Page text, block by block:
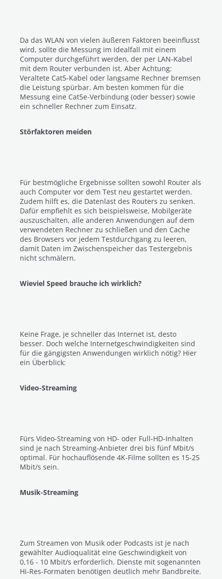
Da das WLAN von vielen äußeren Faktoren beeinflusst
wird, sollte die Messung im Idealfall mit einem
Computer durchgeführt werden, der per LAN-Kabel
mit dem Router verbunden ist. Aber Achtung:
Veraltete Cat5-Kabel oder langsame Rechner bremsen
die Leistung spürbar. Am besten kommen für die
Messung eine Cat5e-Verbindung (oder besser) sowie
ein schneller Rechner zum Einsatz.
Störfaktoren meiden
Für bestmögliche Ergebnisse sollten sowohl Router als
auch Computer vor dem Test neu gestartet werden.
Zudem hilft es, die Datenlast des Routers zu senken.
Dafür empfiehlt es sich beispielsweise, Mobilgeräte
auszuschalten, alle anderen Anwendungen auf dem
verwendeten Rechner zu schließen und den Cache
des Browsers vor jedem Testdurchgang zu leeren,
damit Daten im Zwischenspeicher das Testergebnis
nicht schmälern.
Wieviel Speed brauche ich wirklich?
Keine Frage, je schneller das Internet ist, desto
besser. Doch welche Internetgeschwindigkeiten sind
für die gängigsten Anwendungen wirklich nötig? Hier
ein Überblick:
Video-Streaming
Fürs Video-Streaming von HD- oder Full-HD-Inhalten
sind je nach Streaming-Anbieter drei bis fünf Mbit/s
optimal. Für hochauflösende 4K-Filme sollten es 15-25
Mbit/s sein.
Musik-Streaming
Zum Streamen von Musik oder Podcasts ist je nach
gewählter Audioqualität eine Geschwindigkeit von
0,16 - 10 Mbit/s erforderlich. Dienste mit sogenannten
Hi-Res-Formaten benötigen deutlich mehr Bandbreite.